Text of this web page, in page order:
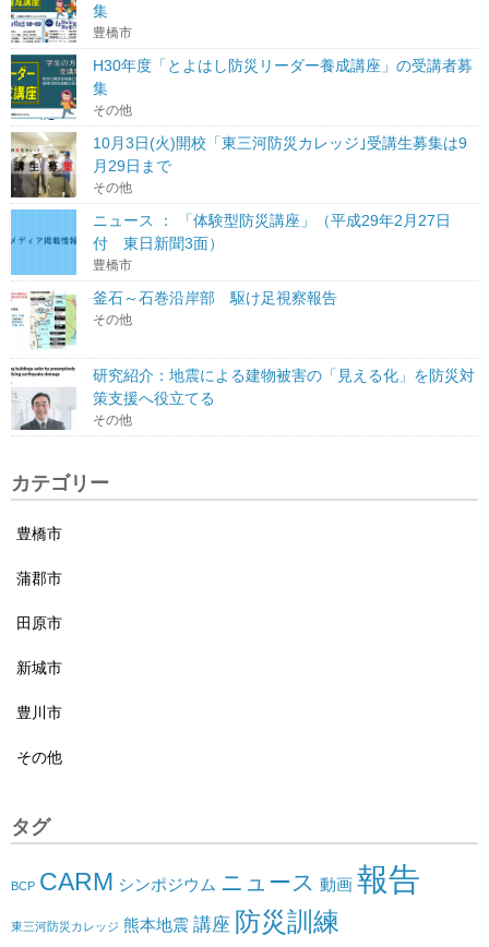
集
豊橋市
H30年度「とよはし防災リーダー養成講座」の受講者募
集
その他
10月3日(火)開校「東三河防災カレッジ｣受講生募集は9
月29日まで
その他
ニュース ： 「体験型防災講座」（平成29年2月27日
付 東日新聞3面）
豊橋市
釜石～石巻沿岸部 駆け足視察報告
その他
研究紹介：地震による建物被害の「見える化」を防災対
策支援へ役立てる
その他
カテゴリー
豊橋市
蒲郡市
田原市
新城市
豊川市
その他
タグ
BCP CARM シンポジウム ニュース 動画 報告
東三河防災カレッジ 熊本地震 講座 防災訓練